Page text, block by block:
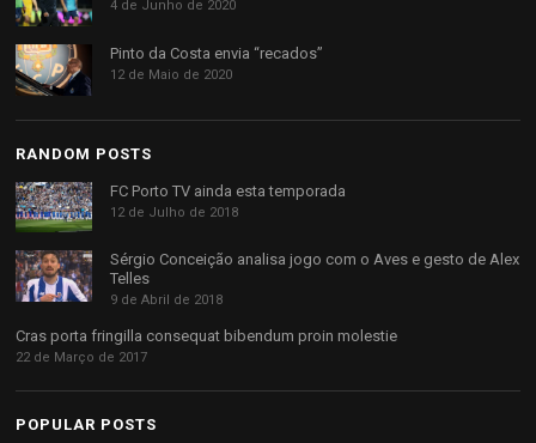
4 de Junho de 2020
Pinto da Costa envia “recados”
12 de Maio de 2020
RANDOM POSTS
FC Porto TV ainda esta temporada
12 de Julho de 2018
Sérgio Conceição analisa jogo com o Aves e gesto de Alex
Telles
9 de Abril de 2018
Cras porta fringilla consequat bibendum proin molestie
22 de Março de 2017
POPULAR POSTS